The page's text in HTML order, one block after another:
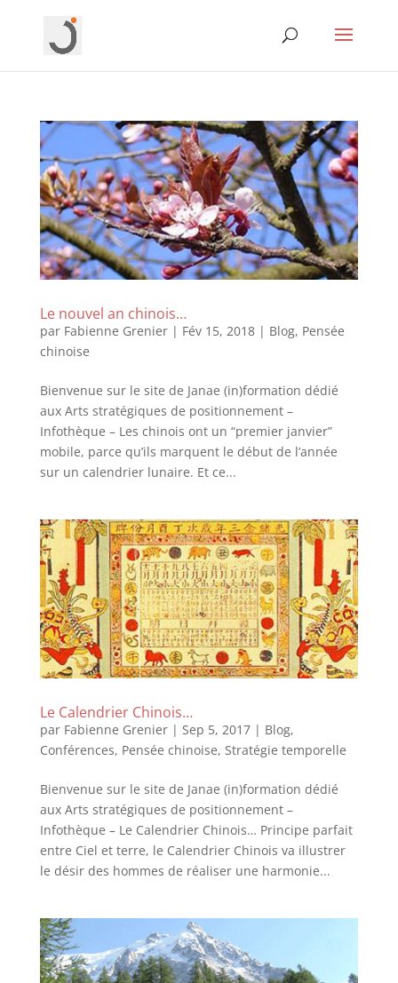
Le nouvel an chinois…
par Fabienne Grenier| Fév 15, 2018| Blog, Pensée
chinoise
Bienvenue sur le site de Janae (in)formation dédié
aux Arts stratégiques de positionnement –
Infothèque – Les chinois ont un “premier janvier”
mobile, parce qu’ils marquent le début de l’année
sur un calendrier lunaire. Et ce...
Le Calendrier Chinois…
par Fabienne Grenier| Sep 5, 2017| Blog,
Conférences, Pensée chinoise, Stratégie temporelle
Bienvenue sur le site de Janae (in)formation dédié
aux Arts stratégiques de positionnement –
Infothèque – Le Calendrier Chinois… Principe parfait
entre Ciel et terre, le Calendrier Chinois va illustrer
le désir des hommes de réaliser une harmonie...